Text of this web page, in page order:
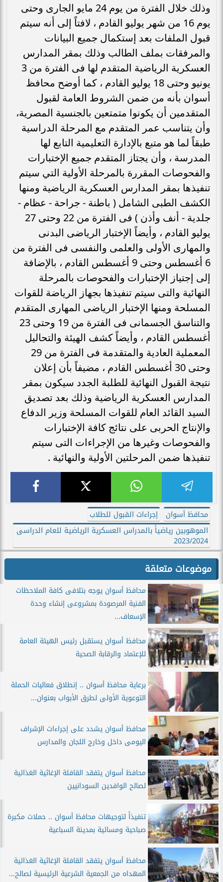
وذلك خلال الفترة من يوم 24 مايو الجارى وحتى
يوم 16 من شهر يوليو القادم ، لافتاً إلى أنه سيتم
قبول الملفات بعد إستكمال جميع البيانات
والمرفقات بملف الطالب وذلك بمقر المدارس
العسكرية الرياضية المتقدم لها فى الفترة من 3
يونيو وحتى 18 يوليو القادم ، كما أوضح محافظ
أسوان بأنه من ضمن الشروط العامة لقبول
المتقدمين أن يكونوا متمتعين بالجنسية المصرية،
وأن يتناسب عمر المتقدم مع المرحلة الدراسية
طبقاً لما هو متبع بالإدارة التعليمية التابع لها
المدرسة ، وأن يجتاز المتقدم جميع الإختبارات
والفحوصات المقررة بالمرحلة الأولية التي سيتم
تنفيذها بمقر المدارس العسكرية الرياضية ومنها
الكشف الطبى الشامل ( باطنة - جراحة - عظام -
جلدية - أنف وأذن ) فى الفترة من 22 وحتى 27
يوليو القادم ، وأيضاً الإختبار الرياضى البدنى
والمهارى الأولى والعلمى والنفسى فى الفترة من
6 أغسطس وحتى 9 أغسطس القادم ، بالإضافة
إلى إجتياز الإختبارات والفحوصات بالمرحلة
النهائية والتى سيتم تنفيذها بجهاز الرياضة للقوات
المسلحة ومنها الإختبار الرياضى المهارى المتقدم
والتناسق الجسمانى فى الفترة من 19 وحتى 23
أغسطس القادم ، وأيضاً كشف الهيئة والتحاليل
المعملية العادية والمتقدمة فى الفترة من 29
وحتى 30 أغسطس القادم ، مضيفاً بأن إعلان
نتيجة القبول النهائية للطلبة الجدد سيكون بمقر
المدارس العسكرية الرياضية وذلك بعد تصديق
السيد القائد العام للقوات المسلحة وزير الدفاع
والإنتاج الحربى على نتائج كافة الإختبارات
والفحوصات وغيرها من الإجراءات التى سيتم
تنفيذها ضمن المرحلتين الأولية والنهائية .
محافظ أسوان
إجراءات القبول للطلاب
الموهوبين رياضياً بالمدراس العسكرية الرياضية للعام الدراسى
2023/2024
موضوعات متعلقة
محافظ أسوان يوجه بتلافى كافة الملاحظات
الفنية المرصودة بمشروعى إنشاء وحدة
الإسعاف...
محافظ أسوان يستقبل رئيس الهيئة العامة
للإعتماد والرقابة الصحية
برعاية محافظ أسوان .. إنطلاق فعاليات الحملة
التوعوية الأولى لطرق الأبواب بعنوان...
محافظ أسوان يشدد على إجراءات الإشراف
اليومى داخل وخارج اللجان والمدارس
محافظ أسوان يتفقد القافلة الإغاثية الغذائية
لصالح الوافدين السودانيين
تنفيذاً لتوجيهات محافظ أسوان .. حملات مكبرة
صباحية ومسائية بمدينة السباعية
محافظ أسوان يتفقد القافلة الإغاثية الغذائية
المهداه من الجمعية الشرعية الرئيسية لصالح...